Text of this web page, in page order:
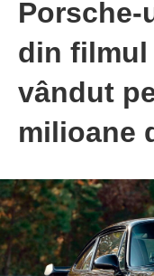
Porsche-
din filmul
vândut
milioane